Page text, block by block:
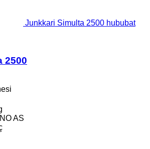
Junkkari Simulta 2500 hububat
2500
AS